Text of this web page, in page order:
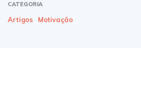
CATEGORIA
Artigos Motivação